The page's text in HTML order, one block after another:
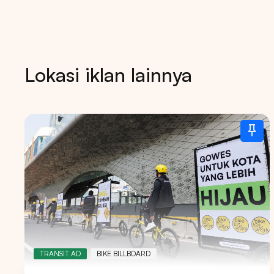
Lokasi iklan lainnya
TRANSIT AD BIKE BILLBOARD Tips: